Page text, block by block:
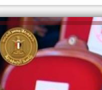
إلهام شرشر تكتب:
دي